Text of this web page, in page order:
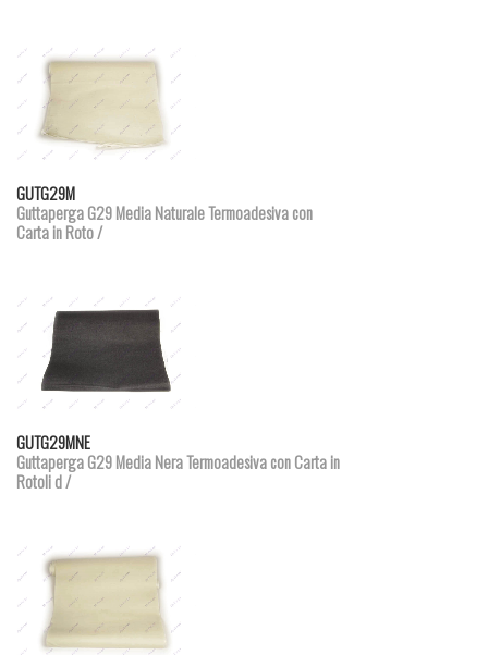
GUTG29M
Guttaperga G29 Media Naturale Termoadesiva con
Carta in Roto /
GUTG29MNE
Guttaperga G29 Media Nera Termoadesiva con Carta in
Rotoli d /